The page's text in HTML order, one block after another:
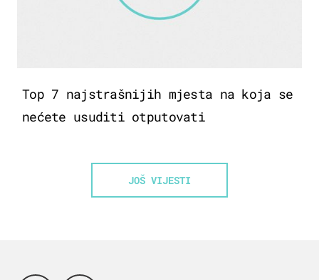
Top 7 najstrašnijih mjesta na koja se
nećete usuditi otputovati
JOŠ VIJESTI